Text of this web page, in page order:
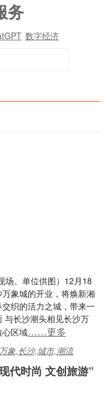
务
数字经济
场。单位供图）12月18
象城的开业，将焕新湘
织的活力之城，带来一
与长沙潮头相见长沙万
区域……更多
象,长沙,城市,潮流
代时尚 文创旅游”